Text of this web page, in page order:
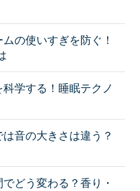
の使いすぎを防ぐ！
学する！睡眠テクノ
音の大きさは違う？
どう変わる？香り・